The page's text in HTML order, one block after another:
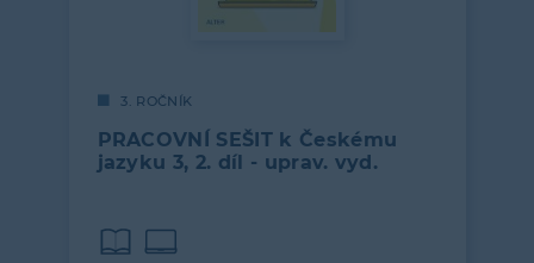
3. ROČNÍK
PRACOVNÍ SEŠIT k Českému
jazyku 3, 2. díl - uprav. vyd.